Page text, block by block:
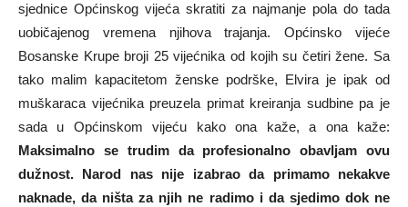
sjednice Općinskog vijeća skratiti za najmanje pola do tada
uobičajenog vremena njihova trajanja. Općinsko vijeće
Bosanske Krupe broji 25 vijećnika od kojih su četiri žene. Sa
tako malim kapacitetom ženske podrške, Elvira je ipak od
muškaraca vijećnika preuzela primat kreiranja sudbine pa je
sada u Općinskom vijeću kako ona kaže, a ona kaže:
Maksimalno se trudim da profesionalno obavljam ovu
dužnost. Narod nas nije izabrao da primamo nekakve
naknade, da ništa za njih ne radimo i da sjedimo dok ne